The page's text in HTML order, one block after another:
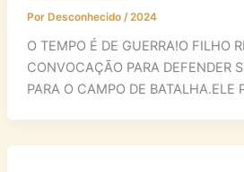
Por Desconhecido /2024
O TEMPO É DE GUERRA!O FILHO
CONVOCAÇÃO PARA DEFENDER
PARA O CAMPO DE BATALHA.ELE